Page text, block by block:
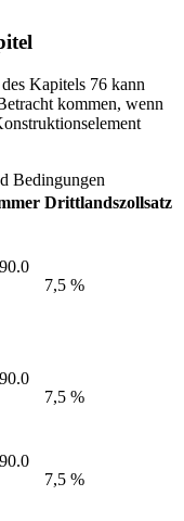
Kapitels 76 kann
kommen, wenn
Bedingungen
Drittlandszollsatz
7,5 %
7,5 %
7,5 %